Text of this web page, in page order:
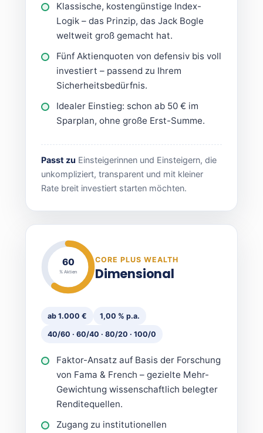
Klassische, kostengünstige Index-
Logik – das Prinzip, das Jack Bogle
weltweit groß gemacht hat.
Fünf Aktienquoten von defensiv bis voll
investiert – passend zu Ihrem
Sicherheitsbedürfnis.
Idealer Einstieg: schon ab 50 € im
Sparplan, ohne große Erst-Summe.
Passt zu Einsteigerinnen und Einsteigern, die
unkompliziert, transparent und mit kleiner
Rate breit investiert starten möchten.
60
% Aktien
CORE PLUS WEALTH
Dimensional
ab 1.000 € 1,00 % p.a.
40/60 · 60/40 · 80/20 · 100/0
Faktor-Ansatz auf Basis der Forschung
von Fama & French – gezielte Mehr-
Gewichtung wissenschaftlich belegter
Renditequellen.
Zugang zu institutionellen